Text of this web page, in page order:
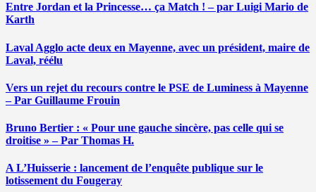
Entre Jordan et la Princesse… ça Match ! – par Luigi Mario de
Karth
Laval Agglo acte deux en Mayenne, avec un président, maire de
Laval, réélu
Vers un rejet du recours contre le PSE de Luminess à Mayenne
– Par Guillaume Frouin
Bruno Bertier : « Pour une gauche sincère, pas celle qui se
droitise » – Par Thomas H.
A L’Huisserie : lancement de l’enquête publique sur le
lotissement du Fougeray